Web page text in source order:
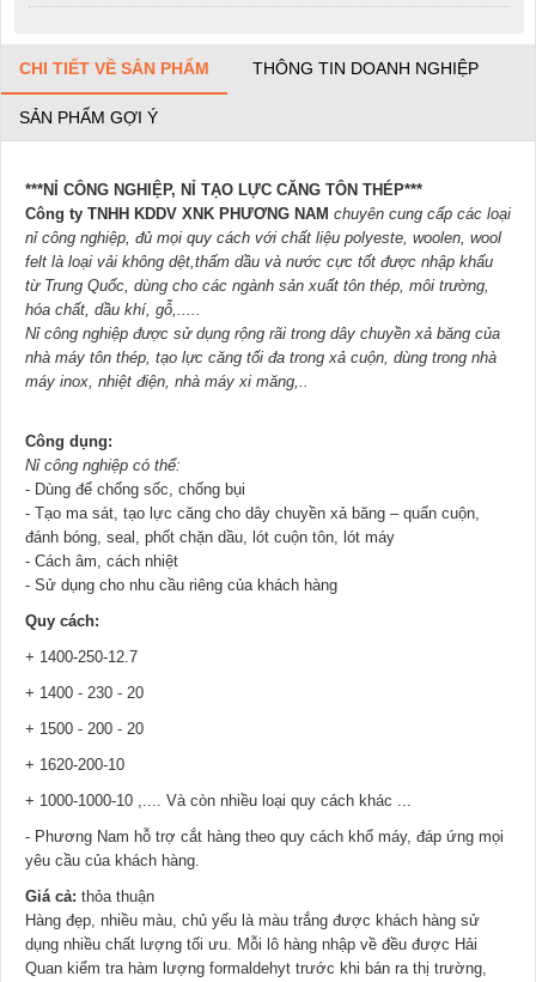
CHI TIẾT VỀ SẢN PHẨM THÔNG TIN DOANH NGHIỆP
SẢN PHẨM GỢI Ý
***NỈ CÔNG NGHIỆP, NỈ TẠO LỰC CĂNG TÔN THÉP***
Công ty TNHH KDDV XNK PHƯƠNG NAM chuyên cung cấp các loại
nỉ công nghiệp, đủ mọi quy cách với chất liệu polyeste, woolen, wool
felt là loại vải không dệt,thấm dầu và nước cực tốt được nhập khẩu
từ Trung Quốc, dùng cho các ngành sản xuất tôn thép, môi trường,
hóa chất, dầu khí, gỗ,.....
Nỉ công nghiệp được sử dụng rộng rãi trong dây chuyền xả băng của
nhà máy tôn thép, tạo lực căng tối đa trong xả cuộn, dùng trong nhà
máy inox, nhiệt điện, nhà máy xi măng,..
Công dụng:
Nỉ công nghiệp có thể:
- Dùng để chống sốc, chống bụi
- Tạo ma sát, tạo lực căng cho dây chuyền xả băng – quấn cuộn,
đánh bóng, seal, phốt chặn dầu, lót cuộn tôn, lót máy
- Cách âm, cách nhiệt
- Sử dụng cho nhu cầu riêng của khách hàng
Quy cách:
+ 1400-250-12.7
+ 1400 - 230 - 20
+ 1500 - 200 - 20
+ 1620-200-10
+ 1000-1000-10 ,.... Và còn nhiều loại quy cách khác ...
- Phương Nam hỗ trợ cắt hàng theo quy cách khổ máy, đáp ứng mọi
yêu cầu của khách hàng.
Giá cả: thỏa thuận
Hàng đẹp, nhiều màu, chủ yếu là màu trắng được khách hàng sử
dụng nhiều chất lượng tối ưu. Mỗi lô hàng nhập về đều được Hải
Quan kiểm tra hàm lượng formaldehyt trước khi bán ra thị trường,